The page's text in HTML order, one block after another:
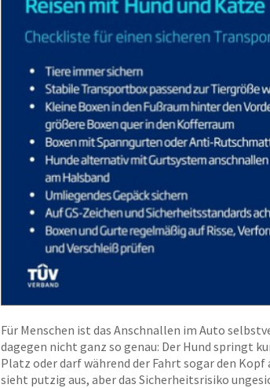
Für Menschen ist das Anschnallen im Auto
dagegen nicht ganz so genau: Der Hund springt
Platz oder darf während der Fahrt sogar den
sieht putzig aus, aber das Sicherheitsrisiko